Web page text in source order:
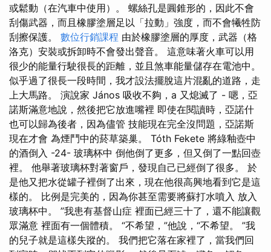
或鬆動（在汽車中使用）。 螺絲孔是圓錐形的，因此不會
刮傷武器，而且橡膠塗層足以「拉動」強度，而不會犧牲防
刮擦保護。 數位行銷課程 由於橡膠塗層的厚度，武器（格
洛克）安裝或拆卸時不會發出聲音。 這意味著火車可以用
很少的能量行駛很長的距離，並且煞車能量儲存在電池中。
似乎過了很長一段時間，我才設法擺脫這片混亂的道路，走
上大馬路。 演說家 János 吸收不夠，a 又熄滅了 - 嗯，亞
諾斯滿意地說，然後把它放進嘴裡 即使在閱讀時，亞諾什
也可以歸為後者，因為儘管 技能現在完全沒問題，亞諾斯
現在才會 為煙鬥中的菸草築巢。 Tóth Fekete 將綠釉壺中
的酒倒入 -24- 玻璃杯中 倒他倒了更多，但又倒了一點回壺
裡。 他舉著玻璃杯對著窗戶，發現自己已經倒了很多。 於
是他又把水從罐子裡倒了出來，現在他很高興地看到它是這
樣的。 比例是完美的，因為你甚至需要將蘇打水噴入 放入
玻璃杯中。 ”我患有基督山症 裡面已經三十了，還不能讓觀
眾滿意 裡面有一個體積。 “不希望，”他說，“不希望。 ”我
的兒子就是這樣失蹤的。 我們把它落在家裡了，當我們回